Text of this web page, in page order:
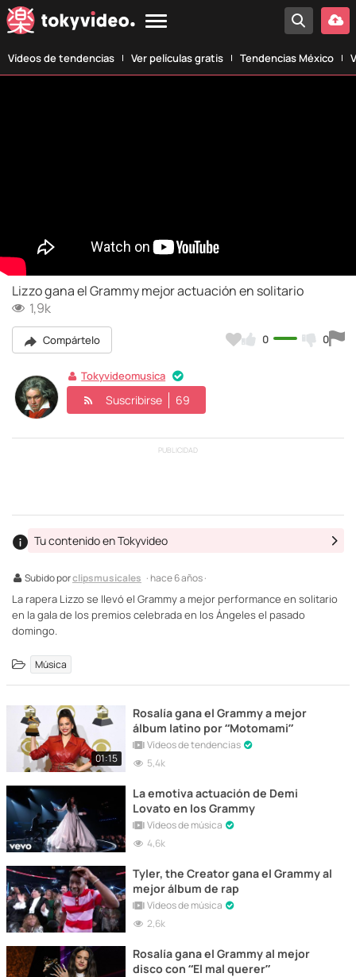
Vídeos de tendencias Ver películas gratis Tendencias México
Lizzo gana el Grammy mejor actuación en solitario
1,9k
Compártelo 0 0
Tokyvideomusica
Suscribirse 69
PUBLICIDAD
Subido porclipsmusicales · hace 6 años ·
Tu contenido en Tokyvideo
La rapera Lizzo se llevó el Grammy a mejor performance en solitario
en la gala de los premios celebrada en los Ángeles el pasado
domingo.
Música
01:15
Rosalía gana el Grammy a mejor
álbum latino por “Motomami”
Vídeos de tendencias
5,4k
La emotiva actuación de Demi
Lovato en los Grammy
Vídeos de música
4,6k
Tyler, the Creator gana el Grammy al
mejor álbum de rap
Vídeos de música
2,6k
Rosalía gana el Grammy al mejor
disco con “El mal querer”